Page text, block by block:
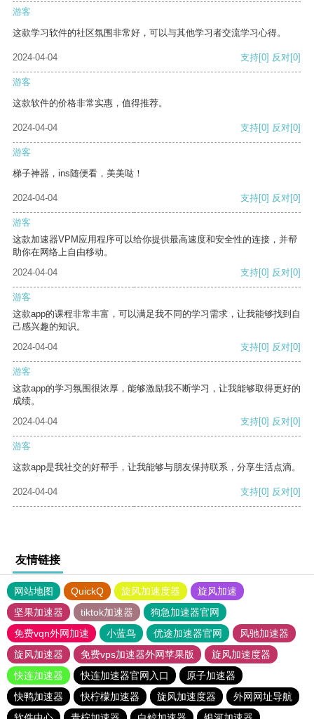
游客
这款学习软件的社区氛围非常好，可以与其他学习者交流学习心得。
2024-04-04 支持[0] 反对[0]
游客
这款软件的价格非常实惠，值得推荐。
2024-04-04 支持[0] 反对[0]
游客
梯子神器，ins随便看，美美哒！
2024-04-04 支持[0] 反对[0]
游客
这款加速器VPM应用程序可以给你提供最高速度和安全性的连接，并帮
助你在网络上自由移动。
2024-04-04
支持[0] 反对[0]
游客
这款app的课程非常丰富，可以满足我不同的学习需求，让我能够找到自
己感兴趣的知识。
2024-04-04
支持[0] 反对[0]
游客
这款app的学习氛围很浓厚，能够激励我不断学习，让我能够取得更好的
成绩。
2024-04-04
支持[0] 反对[0]
游客
这款app是我社交的好帮手，让我能够与朋友保持联系，分享生活点滴。
2024-04-04 支持[0] 反对[0]
友情链接
网站地图 QuickQ 旋风加速度器
旋风加速
坚果加速器
tiktok加速器
狗急加速器官网
免费vqn外网加速
小蓝鸟 优途加速器官网
风驰加速器
旋风加速器
免费vps加速器外网苹果版
旋风加速度器
快连加速器
快连加速器官网入口
原子加速器
快鸭加速器
快柠檬加速器 旋风加速度器
外网网址导航